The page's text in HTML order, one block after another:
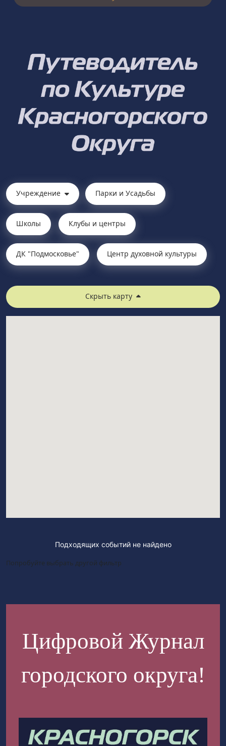
Учреждение Парки и Усадьбы
Школы Клубы и центры
ДК "Подмосковье" Центр духовной культуры
Скрыть карту
Подходящих событий не найдено
Попробуйте выбрать другой фильтр
Цифровой Журнал
городского округа!